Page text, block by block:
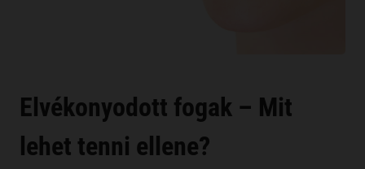
Elvékonyodott fogak – Mit
lehet tenni ellene?